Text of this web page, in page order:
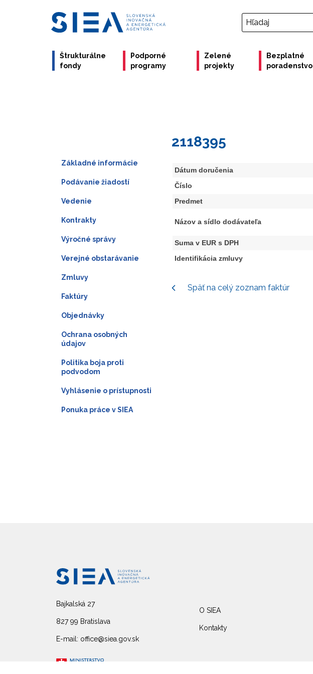
Štrukturálne
fondy
Podporné
programy
Zelené
projekty
Bezplatné
poradenstvo
2118395
Dátum doručenia
Číslo
Predmet
Názov a sídlo dodávateľa
Suma v EUR s DPH
Identifikácia zmluvy
Späť na celý zoznam faktúr
Základné informácie
Podávanie žiadostí
Vedenie
Kontrakty
Výročné správy
Verejné obstarávanie
Zmluvy
Faktúry
Objednávky
Ochrana osobných
údajov
Politika boja proti
podvodom
Vyhlásenie o prístupnosti
Ponuka práce v SIEA
Bajkalská 27
827 99 Bratislava
E-mail: office@siea.gov.sk
O SIEA
Kontakty